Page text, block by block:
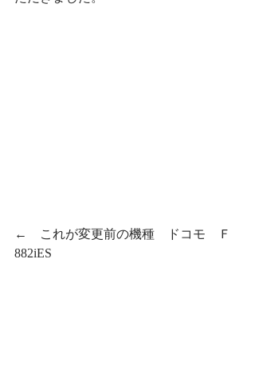
←　これが変更前の機種　ドコモ　Ｆ
882iES